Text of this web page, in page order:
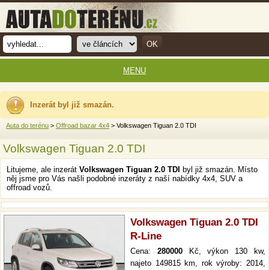
Inzerát byl již smazán.
Auta do terénu > Offroad bazar 4x4 > Volkswagen Tiguan 2.0 TDI
Volkswagen Tiguan 2.0 TDI
Litujeme, ale inzerát Volkswagen Tiguan 2.0 TDI
byl již smazán. Místo
něj jsme pro Vás našli podobné inzeráty z naší nabídky 4x4, SUV a
offroad vozů.
Volkswagen Tiguan 2.0 TDI
R-Line
Cena: 280000Kč, výkon 130 kw,
najeto 149815 km, rok výroby: 2014,
MENU